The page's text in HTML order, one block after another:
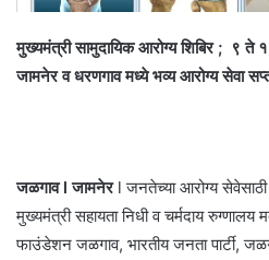
मुख्यमंत्री सामुदायिक आरोग्य शिबिर ; ९
जामनेर व धरणगाव मध्ये भव्य आरोग्य सेवा
जळगाव l जामनेरl जनतेच्या आरोग्य
मुख्यमंत्री सहायता निधी व चर्मदाय
फाउंडेशन जळगाव, भारतीय जनता पार्टी,